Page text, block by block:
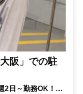
阪」での駐
2日～勤務OK！土